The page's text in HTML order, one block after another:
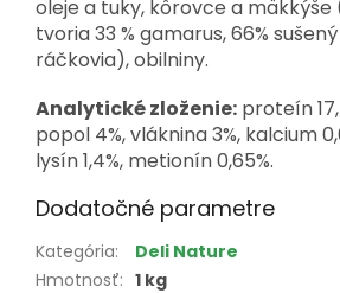
oleje a tuky, kôrovce a mäkkýše
tvoria 33 % gamarus, 66%
ráčkovia), obilniny.
Analytické zloženie: proteín
popol 4%, vláknina 3%, kalcium
lysín 1,4%, metionín 0,65%.
Dodatočné parametre
Kategória:
Deli Nature
Hmotnosť: 1 kg